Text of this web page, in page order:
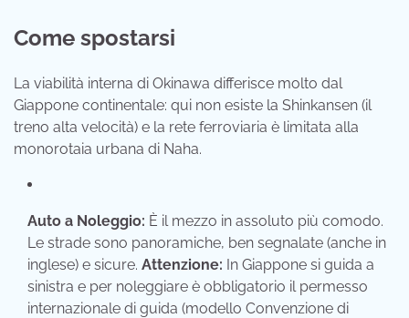
Come spostarsi
La viabilità interna di Okinawa differisce molto dal
Giappone continentale: qui non esiste la Shinkansen (il
treno alta velocità) e la rete ferroviaria è limitata alla
monorotaia urbana di Naha.
Auto a Noleggio: È il mezzo in assoluto più comodo.
Le strade sono panoramiche, ben segnalate (anche in
inglese) e sicure. Attenzione: In Giappone si guida a
sinistra e per noleggiare è obbligatorio il permesso
internazionale di guida (modello Convenzione di